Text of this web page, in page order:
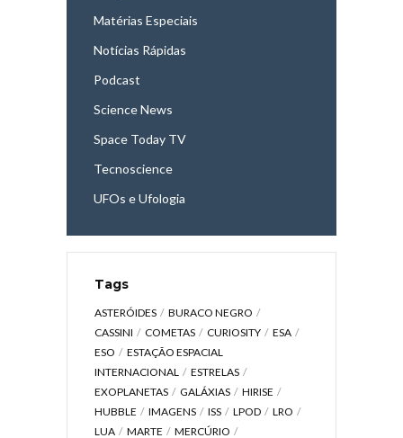
Matérias Especiais
Notícias Rápidas
Podcast
Science News
Space Today TV
Tecnoscience
UFOs e Ufologia
Tags
ASTERÓIDES
BURACO NEGRO
CASSINI
COMETAS CURIOSITY
ESA
ESO
ESTAÇÃO ESPACIAL
INTERNACIONAL
ESTRELAS
EXOPLANETAS
GALÁXIAS
HIRISE
HUBBLE
IMAGENS ISS LPOD
LRO
LUA
MARTE
MERCÚRIO